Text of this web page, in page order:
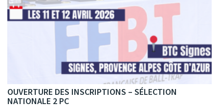
OUVERTURE DES INSCRIPTIONS – SÉLECTION
NATIONALE 2 PC